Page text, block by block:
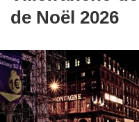
de Noël 2026